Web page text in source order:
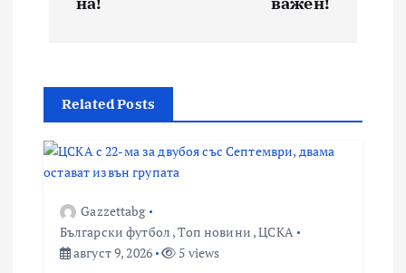
Related Posts
Gazzettabg
Български футбол ,Топ новини ,ЦСКА
август 9, 2026
5 views